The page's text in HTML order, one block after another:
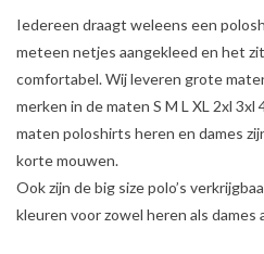
JOGGINGBROEKEN
OVERHEMDEN
ONDERGOED
Iedereen draagt weleens een
meteen netjes aangekleed en het
comfortabel. Wij leveren grote
merken in de maten S M L XL 2xl
maten poloshirts heren en dames
korte mouwen.
Ook zijn de big size polo’s
kleuren voor zowel heren als dames